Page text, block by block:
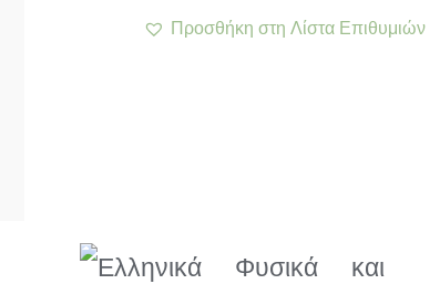
Προσθήκη στη Λίστα Επιθυμιών